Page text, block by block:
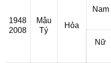
1948
2008
Mậu
Tý
Hỏa
Nam
Nữ